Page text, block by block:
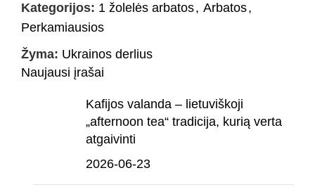
Kategorijos: 1 žolelės arbatos, Arbatos,
Perkamiausios
Žyma: Ukrainos derlius
Naujausi įrašai
Kafijos valanda – lietuviškoji
„afternoon tea“ tradicija, kurią verta
atgaivinti
2026-06-23